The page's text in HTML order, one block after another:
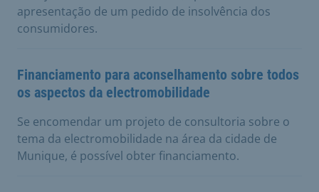
apresentação de um pedido de insolvência dos
consumidores.
Financiamento para aconselhamento sobre todos
os aspectos da electromobilidade
Se encomendar um projeto de consultoria sobre o
tema da electromobilidade na área da cidade de
Munique, é possível obter financiamento.